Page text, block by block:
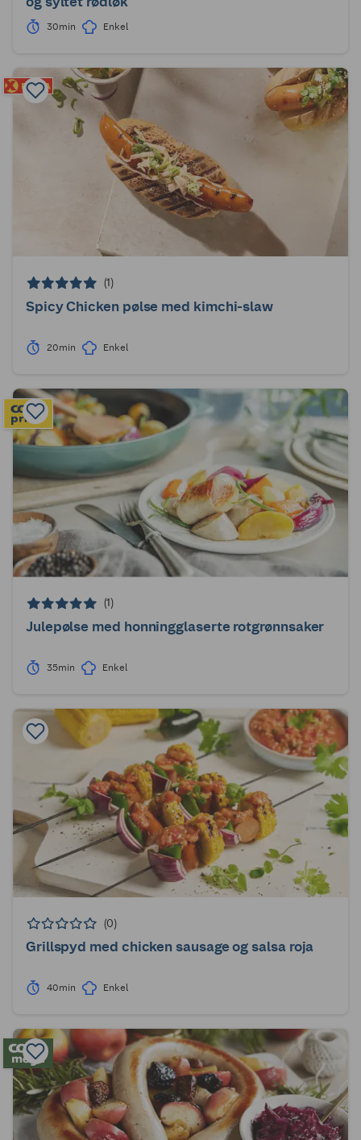
30min Enkel
(1)
Spicy Chicken pølse med kimchi-slaw
20min Enkel
(1)
Julepølse med honningglaserte rotgrønnsaker
35min Enkel
(0)
Grillspyd med chicken sausage og salsa roja
40min Enkel